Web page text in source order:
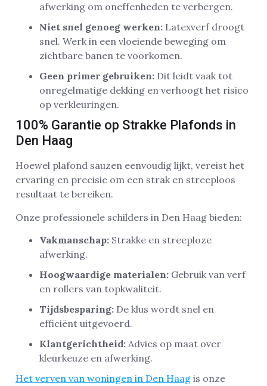
afwerking om oneffenheden te verbergen.
Niet snel genoeg werken: Latexverf droogt
snel. Werk in een vloeiende beweging om
zichtbare banen te voorkomen.
Geen primer gebruiken: Dit leidt vaak tot
onregelmatige dekking en verhoogt het risico
op verkleuringen.
100% Garantie op Strakke Plafonds in
Den Haag
Hoewel plafond sauzen eenvoudig lijkt, vereist het
ervaring en precisie om een strak en streeploos
resultaat te bereiken.
Onze professionele schilders in Den Haag bieden:
Vakmanschap: Strakke en streeploze
afwerking.
Hoogwaardige materialen: Gebruik van verf
en rollers van topkwaliteit.
Tijdsbesparing: De klus wordt snel en
efficiënt uitgevoerd.
Klantgerichtheid: Advies op maat over
kleurkeuze en afwerking.
Het verven van woningen in Den Haag is onze